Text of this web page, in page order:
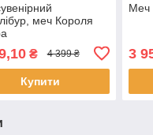
меч Короля
₴ 4 399 ₴
Купити
Меч
3